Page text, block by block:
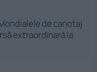
de canotaj
extraordinară la